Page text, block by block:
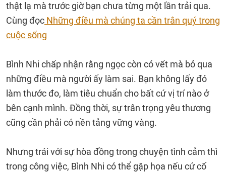
thật lạ mà trước giờ bạn chưa từng một lần trải qua.
Cùng đọc Những điều mà chúng ta cần trân quý trong
cuộc sống
Bình Nhi chấp nhận rằng ngọc còn có vết mà bỏ qua
những điều mà người ấy làm sai. Bạn không lấy đó
làm thước đo, làm tiêu chuẩn cho bất cứ vị trí nào ở
bên cạnh mình. Đồng thời, sự trân trọng yêu thương
cũng cần phải có nền tảng vững vàng.
Nhưng trái với sự hòa đồng trong chuyện tình cảm thì
trong công việc, Bình Nhi có thể gặp họa nếu cứ cố